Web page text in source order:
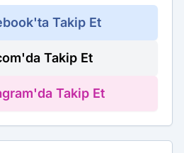
Takip Et
Takip Et
Takip Et